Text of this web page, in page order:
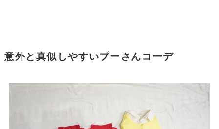
意外と真似しやすいプーさんコーデ